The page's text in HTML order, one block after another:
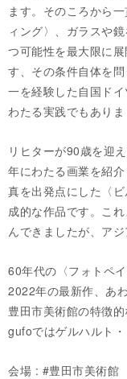
ます。そのころから
ィング〉、ガラスや
つ可能性を最大限に
す、その条件自体を
一を経験した自国ド
わたる実践でもあり
リヒターが90歳を迎
年にわたる画業を紹
真を出発点にした〈
成的な作品です。こ
んできましたが、ア
60年代の〈フォトペ
2022年の最新作、あ
豊田市美術館の特徴
gufoではゲルハルト
会場 : #豊田市美術館